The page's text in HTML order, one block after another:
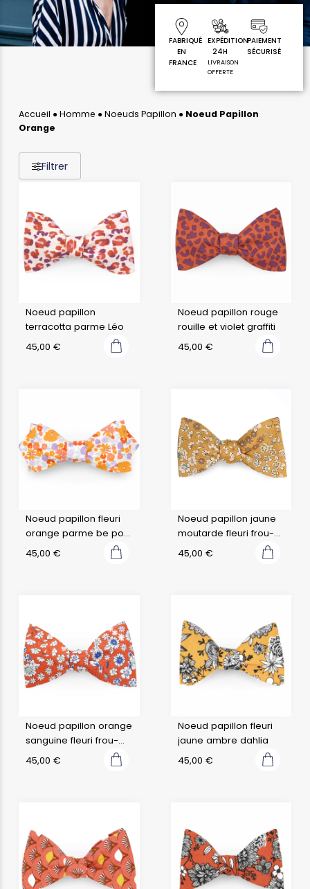
FABRIQUÉ
EN
FRANCE
EXPÉDITION
24H
LIVRAISON
OFFERTE
PAIEMENT
SÉCURISÉ
Accueil ●Homme ●Noeuds Papillon ● Noeud Papillon
Orange
Filtrer
Noeud papillon
terracotta parme Léo
45,00 €
Noeud papillon rouge
rouille et violet graffiti
45,00 €
Noeud papillon fleuri
orange parme be pop
70's d
45,00 €
Noeud papillon jaune
moutarde fleuri frou-
frou
45,00 €
Noeud papillon orange
sanguine fleuri frou-
frou
45,00 €
Noeud papillon fleuri
jaune ambre dahlia
45,00 €